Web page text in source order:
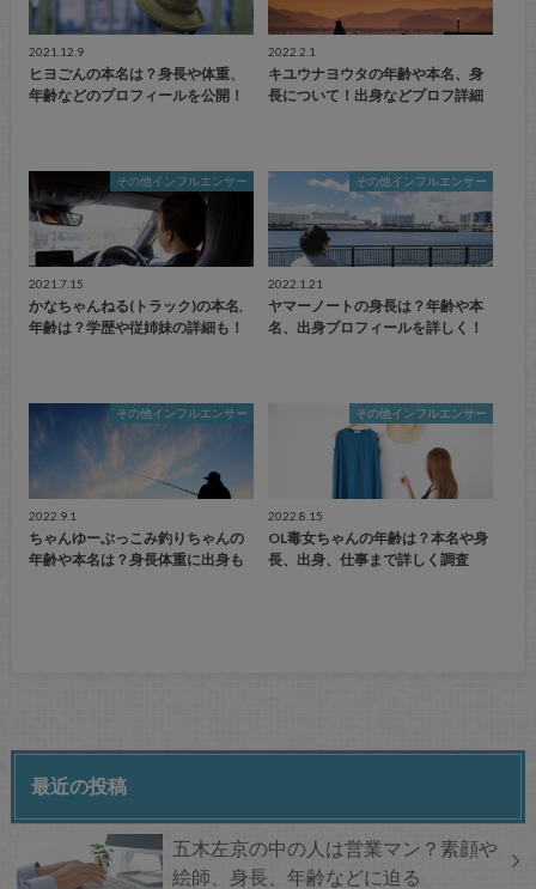
2021.12.9
ヒヨごんの本名は？身長や体重、
年齢などのプロフィールを公開！
2022.2.1
キユウナヨウタの年齢や本名、身
長について！出身などプロフ詳細
その他インフルエンサー
2021.7.15
かなちゃんねる(トラック)の本名,
年齢は？学歴や従姉妹の詳細も！
その他インフルエンサー
2022.1.21
ヤマーノートの身長は？年齢や本
名、出身プロフィールを詳しく！
その他インフルエンサー
2022.9.1
ちゃんゆーぶっこみ釣りちゃんの
年齢や本名は？身長体重に出身も
その他インフルエンサー
2022.8.15
OL毒女ちゃんの年齢は？本名や身
長、出身、仕事まで詳しく調査
最近の投稿
五木左京の中の人は営業マン？素顔や
絵師、身長、年齢などに迫る